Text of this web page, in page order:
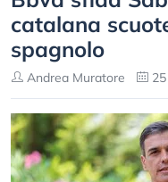
catalana
spagnolo
Andrea Muratore